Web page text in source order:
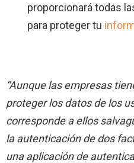
proporcionará todas
para proteger tu
“Aunque las empresas
proteger los datos de los
corresponde a ellos
la autenticación de dos
una aplicación de